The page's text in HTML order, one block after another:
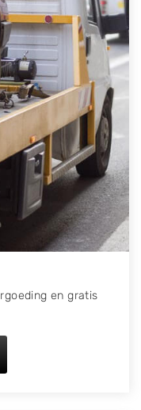
terugbelafspraak.
onderdelen
Onderdelenlijn! Vul
van auto's van
Audi, BMW,
Honda, Hyundai,
Nissan, Opel,
Suzuki, Tesla,
en gratis